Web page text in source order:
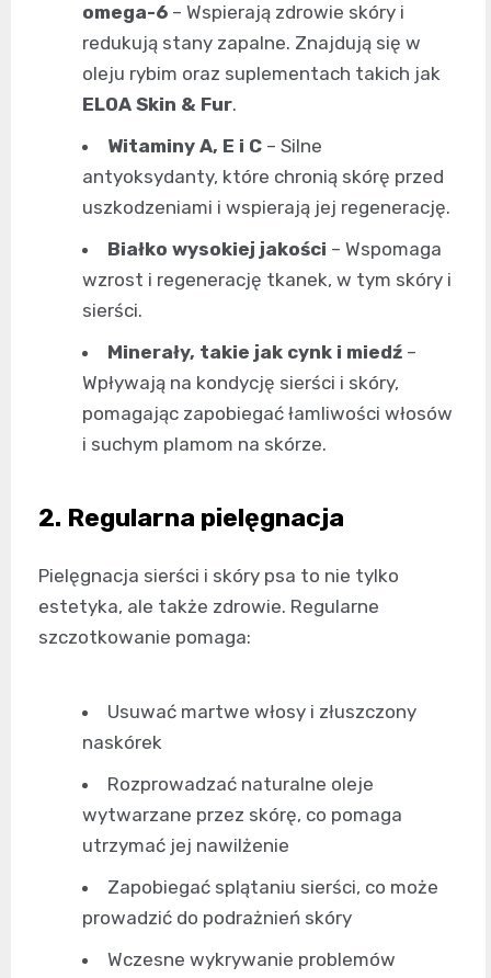
omega-6 – Wspierają zdrowie skóry i
redukują stany zapalne. Znajdują się w
oleju rybim oraz suplementach takich jak
ELOA Skin & Fur.
Witaminy A, E i C – Silne
antyoksydanty, które chronią skórę przed
uszkodzeniami i wspierają jej regenerację.
Białko wysokiej jakości – Wspomaga
wzrost i regenerację tkanek, w tym skóry i
sierści.
Minerały, takie jak cynk i miedź –
Wpływają na kondycję sierści i skóry,
pomagając zapobiegać łamliwości włosów
i suchym plamom na skórze.
2. Regularna pielęgnacja
Pielęgnacja sierści i skóry psa to nie tylko
estetyka, ale także zdrowie. Regularne
szczotkowanie pomaga:
Usuwać martwe włosy i złuszczony
naskórek
Rozprowadzać naturalne oleje
wytwarzane przez skórę, co pomaga
utrzymać jej nawilżenie
Zapobiegać splątaniu sierści, co może
prowadzić do podrażnień skóry
Wczesne wykrywanie problemów